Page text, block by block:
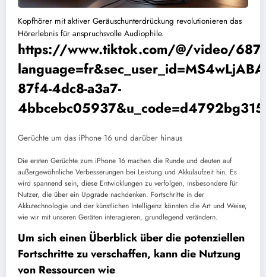
Kopfhörer mit aktiver Geräuschunterdrückung revolutionieren das
Hörerlebnis für anspruchsvolle Audiophile.
https://www.tiktok.com/@/video/
87f4-4dc8-a3a7-
Gerüchte um das iPhone 16 und darüber hinaus
Die ersten Gerüchte zum iPhone 16 machen die Runde und deuten auf
außergewöhnliche Verbesserungen bei Leistung und Akkulaufzeit hin. Es
wird spannend sein, diese Entwicklungen zu verfolgen, insbesondere für
Nutzer, die über ein Upgrade nachdenken. Fortschritte in der
Akkutechnologie und der künstlichen Intelligenz könnten die Art und Weise,
wie wir mit unseren Geräten interagieren, grundlegend verändern.
Um sich einen Überblick über die potenziellen
Fortschritte zu verschaffen, kann die Nutzung
von Ressourcen wie